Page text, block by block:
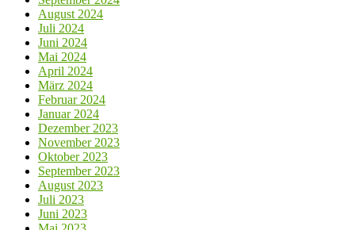
August 2024
Juli 2024
Juni 2024
Mai 2024
April 2024
März 2024
Februar 2024
Januar 2024
Dezember 2023
November 2023
Oktober 2023
September 2023
August 2023
Juli 2023
Juni 2023